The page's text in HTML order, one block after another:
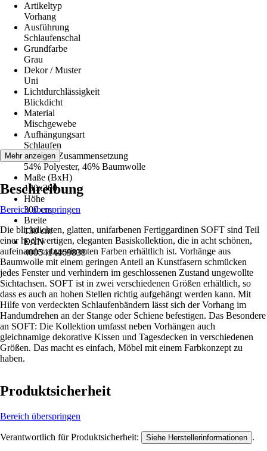
Artikeltyp
Vorhang
Ausführung
Schlaufenschal
Grundfarbe
Grau
Dekor / Muster
Uni
Lichtdurchlässigkeit
Blickdicht
Material
Mischgewebe
Aufhängungsart
Schlaufen
Material-Zusammensetzung
54% Polyester, 46% Baumwolle
Maße (BxH)
130x300
Höhe
300 cm
Breite
130 cm
EAN
4005414469838
Mehr anzeigen
Beschreibung
Bereich überspringen
Die blickdichten, glatten, unifarbenen Fertiggardinen SOFT sind Teil
einer hochwertigen, eleganten Basiskollektion, die in acht schönen,
aufeinander abgestimmten Farben erhältlich ist. Vorhänge aus
Baumwolle mit einem geringen Anteil an Kunstfasern schmücken
jedes Fenster und verhindern im geschlossenen Zustand ungewollte
Sichtachsen. SOFT ist in zwei verschiedenen Größen erhältlich, so
dass es auch an hohen Stellen richtig aufgehängt werden kann. Mit
Hilfe von verdeckten Schlaufenbändern lässt sich der Vorhang im
Handumdrehen an der Stange oder Schiene befestigen. Das Besondere
an SOFT: Die Kollektion umfasst neben Vorhängen auch
gleichnamige dekorative Kissen und Tagesdecken in verschiedenen
Größen. Das macht es einfach, Möbel mit einem Farbkonzept zu
haben.
Produktsicherheit
Bereich überspringen
Verantwortlich für Produktsicherheit: Siehe Herstellerinformationen .